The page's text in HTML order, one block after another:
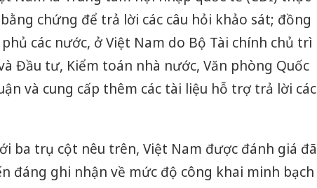
chứng để trả lời các câu hỏi khảo sát; đồng
các nước, ở Việt Nam do Bộ Tài chính chủ trì
Đầu tư, Kiểm toán nhà nước, Văn phòng Quốc
và cung cấp thêm các tài liệu hỗ trợ trả lời các
ba trụ cột nêu trên, Việt Nam được đánh giá đã
đáng ghi nhận về mức độ công khai minh bạch